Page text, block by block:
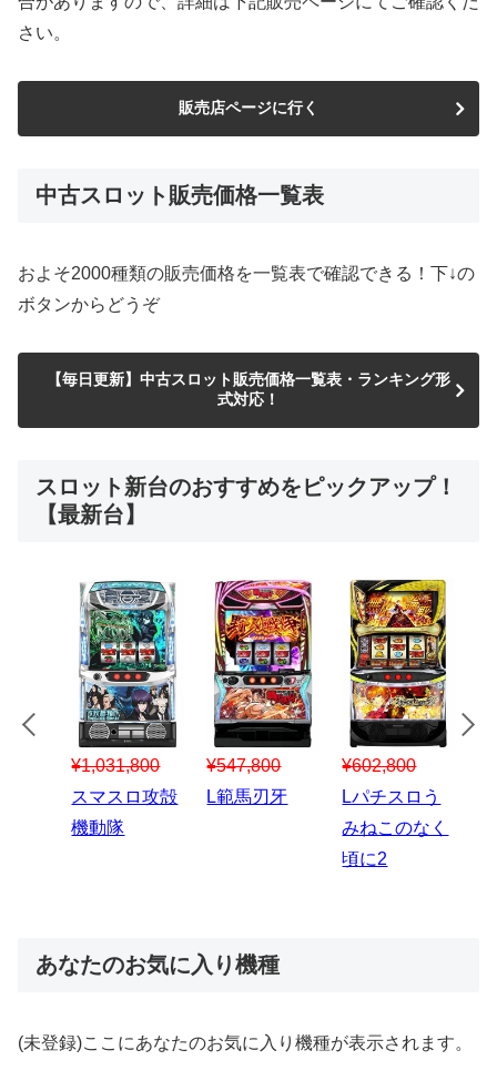
さい。
販売店ページに行く
中古スロット販売価格一覧表
およそ2000種類の販売価格を一覧表で確認できる！下↓の
ボタンからどうぞ
【毎日更新】中古スロット販売価格一覧表・ランキング形
式対応！
スロット新台のおすすめをピックアップ！
【最新台】
¥547,800
スマスロハナ
ビ
¥150,000
スマスロ秘宝
¥1,867,800
Lパチスロ 炎
炎ノ消防隊2
あなたのお気に入り機種
(未登録)ここにあなたのお気に入り機種が表示されます。